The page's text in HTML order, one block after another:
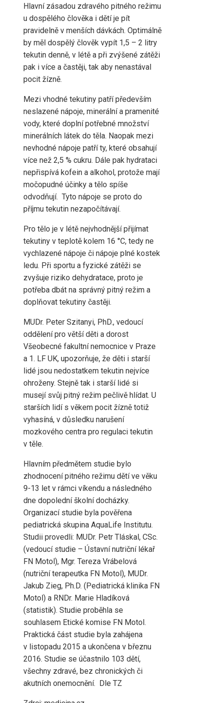
Hlavní zásadou zdravého pitného režimu
u dospělého člověka i dětí je pít
pravidelně v menších dávkách. Optimálně
by měl dospělý člověk vypít 1,5 – 2 litry
tekutin denně, v létě a při zvýšené zátěži
pak i více a častěji, tak aby nenastával
pocit žízně.
Mezi vhodné tekutiny patří především
neslazené nápoje, minerální a pramenité
vody, které doplní potřebné množství
minerálních látek do těla. Naopak mezi
nevhodné nápoje patří ty, které obsahují
více než 2,5 % cukru. Dále pak hydrataci
nepřispívá kofein a alkohol, protože mají
močopudné účinky a tělo spíše
odvodňují. Tyto nápoje se proto do
příjmu tekutin nezapočítávají.
Pro tělo je v létě nejvhodnější přijímat
tekutiny v teplotě kolem 16 °C, tedy ne
vychlazené nápoje či nápoje plné kostek
ledu. Při sportu a fyzické zátěži se
zvyšuje riziko dehydratace, proto je
potřeba dbát na správný pitný režim a
doplňovat tekutiny častěji.
MUDr. Peter Szitanyi, PhD., vedoucí
oddělení pro větší děti a dorost
Všeobecné fakultní nemocnice v Praze
a 1. LF UK, upozorňuje, že děti i starší
lidé jsou nedostatkem tekutin nejvíce
ohroženy. Stejně tak i starší lidé si
musejí svůj pitný režim pečlivě hlídat. U
starších lidí s věkem pocit žízně totiž
vyhasíná, v důsledku narušení
mozkového centra pro regulaci tekutin
v těle.
Hlavním předmětem studie bylo
zhodnocení pitného režimu dětí ve věku
9-13 let v rámci víkendu a následného
dne dopolední školní docházky.
Organizací studie byla pověřena
pediatrická skupina AquaLife Institutu.
Studii provedli: MUDr. Petr Tláskal, CSc.
(vedoucí studie – Ústavní nutriční lékař
FN Motol), Mgr. Tereza Vrábelová
(nutriční terapeutka FN Motol), MUDr.
Jakub Zieg, Ph.D. (Pediatrická klinika FN
Motol) a RNDr. Marie Hladíková
(statistik). Studie proběhla se
souhlasem Etické komise FN Motol.
Praktická část studie byla zahájena
v listopadu 2015 a ukončena v březnu
2016. Studie se účastnilo 103 dětí,
všechny zdravé, bez chronických či
akutních onemocnění. Dle TZ